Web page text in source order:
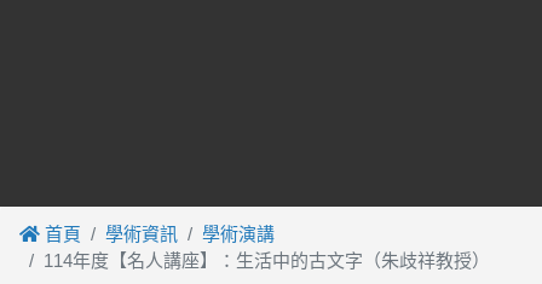
首頁 學術資訊
學術演講
114年度【名人講座】：生活中的古文字（朱歧祥教授）